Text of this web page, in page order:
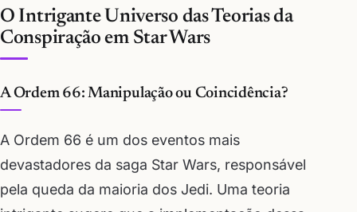
O Intrigante Universo das Teorias da
Conspiração em Star Wars
A Ordem 66: Manipulação ou Coincidência?
A Ordem 66 é um dos eventos mais
devastadores da saga Star Wars, responsável
pela queda da maioria dos Jedi. Uma teoria